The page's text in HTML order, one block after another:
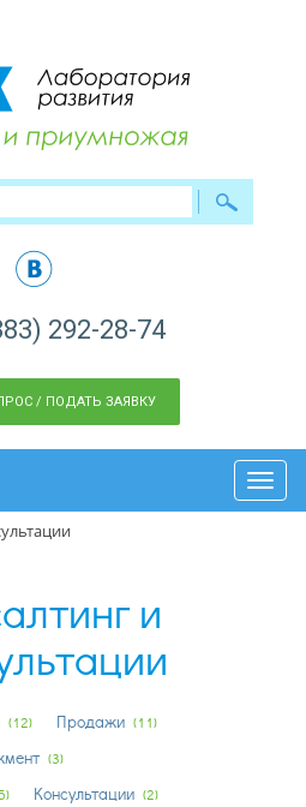
292-28-74
/ ПОДАТЬ ЗАЯВКУ
и
(12) Продажи (11)
(3)
Консультации (2)